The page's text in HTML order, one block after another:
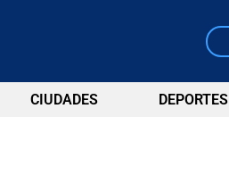
CIUDADES DEPORTES